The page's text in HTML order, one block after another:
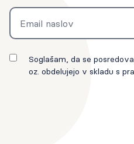
Email
Soglašam, da se
oz. obdelujejo v skladu s